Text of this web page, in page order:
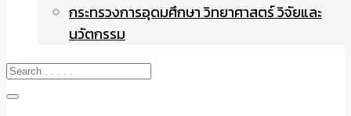
กระทรวงการอุดมศึกษา วิทยาศาสตร์ วิจัยและ
นวัตกรรม